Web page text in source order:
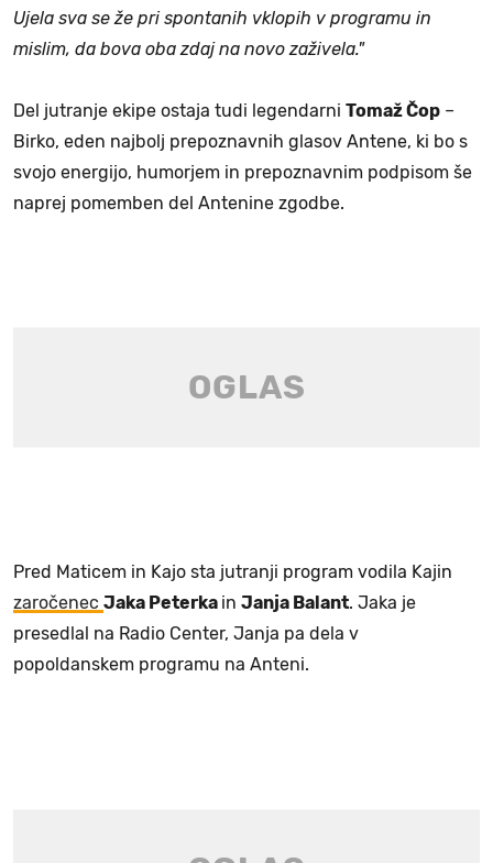
Ujela sva se že pri spontanih vklopih v programu in
mislim, da bova oba zdaj na novo zaživela."
Del jutranje ekipe ostaja tudi legendarni Tomaž Čop –
Birko, eden najbolj prepoznavnih glasov Antene, ki bo s
svojo energijo, humorjem in prepoznavnim podpisom še
naprej pomemben del Antenine zgodbe.
Pred Maticem in Kajo sta jutranji program vodila Kajin
zaročenec Jaka Peterka in Janja Balant. Jaka je
presedlal na Radio Center, Janja pa dela v
popoldanskem programu na Anteni.